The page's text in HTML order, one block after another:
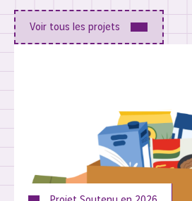
Voir tous les projets